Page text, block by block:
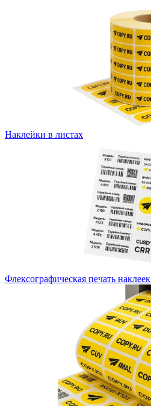
Наклейки в листах
Флексографическая печать наклеек